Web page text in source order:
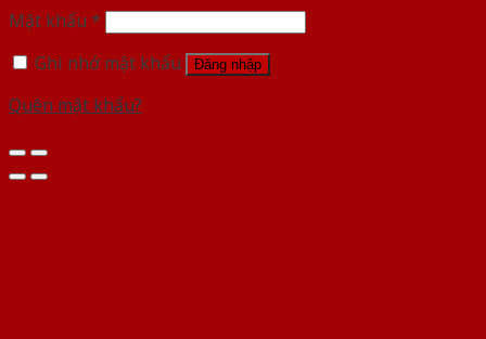
Mật khẩu *
Ghi nhớ mật khẩu
Đăng nhập
Quên mật khẩu?